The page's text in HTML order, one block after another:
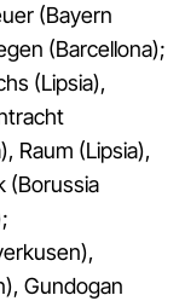
(Bayern
(Barcellona);
(Lipsia),
Raum (Lipsia),
(Borussia
Gundogan